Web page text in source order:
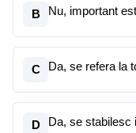
B Nu, important
C Da, se refera la
D Da, se stabilesc